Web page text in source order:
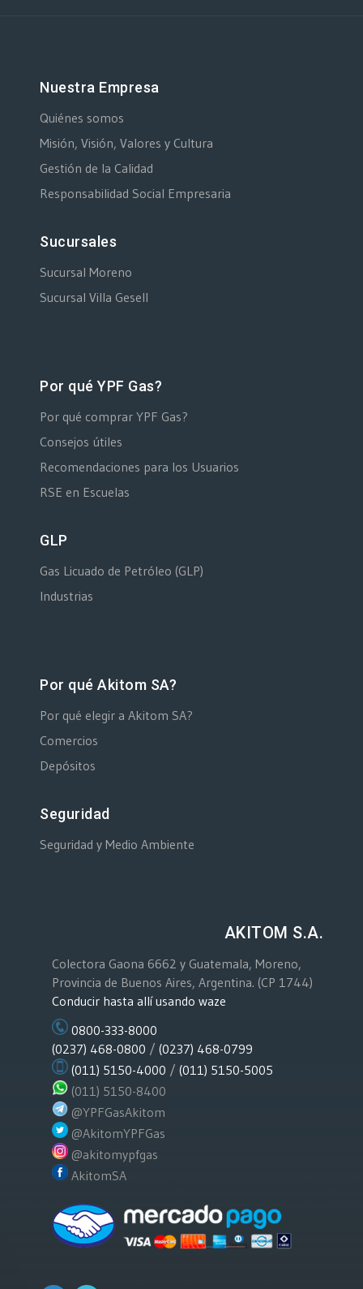
Nuestra Empresa
Quiénes somos
Misión, Visión, Valores y Cultura
Gestión de la Calidad
Responsabilidad Social Empresaria
Sucursales
Sucursal Moreno
Sucursal Villa Gesell
Por qué YPF Gas?
Por qué comprar YPF Gas?
Consejos útiles
Recomendaciones para los Usuarios
RSE en Escuelas
GLP
Gas Licuado de Petróleo (GLP)
Industrias
Por qué Akitom SA?
Por qué elegir a Akitom SA?
Comercios
Depósitos
Seguridad
Seguridad y Medio Ambiente
AKITOM S.A.
Colectora Gaona 6662 y Guatemala, Moreno,
Provincia de Buenos Aires, Argentina. (CP 1744)
Conducir hasta allí usando waze
0800-333-8000
(0237) 468-0800 / (0237) 468-0799
(011) 5150-4000 / (011) 5150-5005
(011) 5150-8400
@YPFGasAkitom
@AkitomYPFGas
@akitomypfgas
AkitomSA